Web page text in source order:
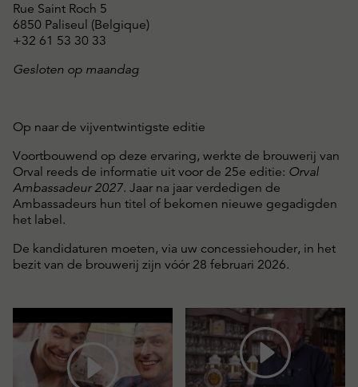
Rue Saint Roch 5
6850 Paliseul (Belgique)
+32 61 53 30 33
Gesloten op maandag
Op naar de vijventwintigste editie
Voortbouwend op deze ervaring, werkte de brouwerij van
Orval reeds de informatie uit voor de 25e editie: Orval
Ambassadeur 2027. Jaar na jaar verdedigen de
Ambassadeurs hun titel of bekomen nieuwe gegadigden
het label.
De kandidaturen moeten, via uw concessiehouder, in het
bezit van de brouwerij zijn vóór 28 februari 2026.